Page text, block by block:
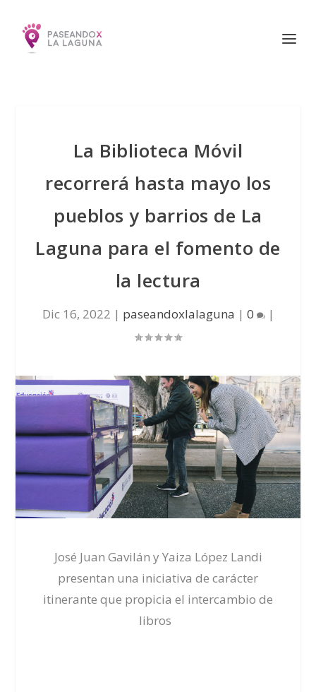
La Biblioteca Móvil
recorrerá hasta mayo los
pueblos y barrios de La
Laguna para el fomento de
la lectura
Dic 16, 2022 | paseandoxlalaguna | 0 |
José Juan Gavilán y Yaiza López Landi
presentan una iniciativa de carácter
itinerante que propicia el intercambio de
libros